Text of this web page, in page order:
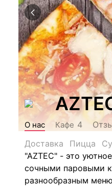
О нас Кафе 4
Доставка
Пицца
"AZTEC" - это
сочными паровыми
разнообразным